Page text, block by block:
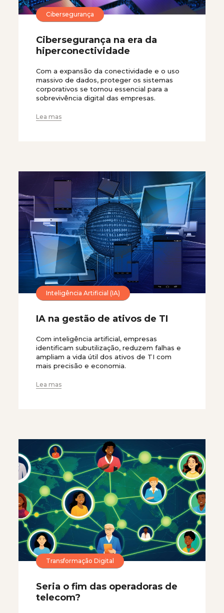
Cibersegurança
Cibersegurança na era da
hiperconectividade
Com a expansão da conectividade e o uso
massivo de dados, proteger os sistemas
corporativos se tornou essencial para a
sobrevivência digital das empresas.
Lea mas
Inteligência Artificial (IA)
IA na gestão de ativos de TI
Com inteligência artificial, empresas
identificam subutilização, reduzem falhas e
ampliam a vida útil dos ativos de TI com
mais precisão e economia.
Lea mas
Transformação Digital
Seria o fim das operadoras de
telecom?